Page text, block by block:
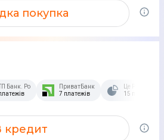
покупка
Банк. Розстрочка Скибочка.
ПриватБанк
7 платежів
Це Розстрочка
15 платежів
кредит